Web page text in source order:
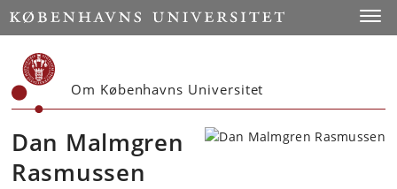
Start
Om Københavns Universitet
Dan Malmgren
Rasmussen